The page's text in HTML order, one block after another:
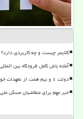
کلایمر چیست و چه کاربردی دارد؟
آماده باش کامل فرودگاه بین
دولت ۶ و نیم همت از تعهدات خود در پروژه بزرگراه تهران - شمال عقب است
خبر مهم برای متقاضیان مسکن ملی